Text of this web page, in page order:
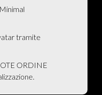
tramite
ORDINE